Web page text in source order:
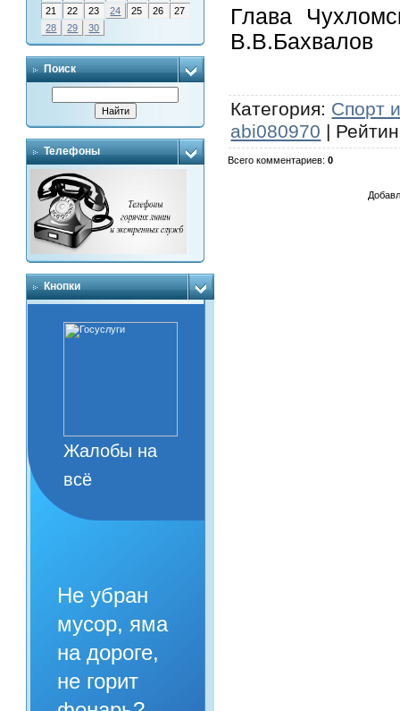
21
22 23 24 25 26
27
28
29 30
Поиск
Телефоны
Кнопки
Жалобы на
всё
Не убран
мусор, яма
на дороге,
не горит
Глава
В.В.Бахвалов
Категория: Спорт
abi080970 |
Всего комментариев:0